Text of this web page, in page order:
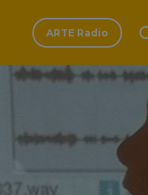
ARTE Radio